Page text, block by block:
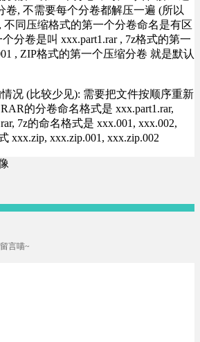
卷, 不需要每个分卷都解压一遍 (所以
不同压缩格式的第一个分卷命名是有区
分卷是叫 xxx.part1.rar , 7z格式的第一
, ZIP格式的第一个压缩分卷 就是默认
况 (比较少见): 需要把文件按顺序重新
的分卷命名格式是 xxx.part1.rar,
7z的命名格式是 xxx.001, xxx.002,
xxx.zip, xxx.zip.001, xxx.zip.002
言喵~